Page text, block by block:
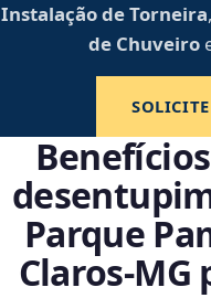
Instalação de Torneira,
de Chuveiro
Parque